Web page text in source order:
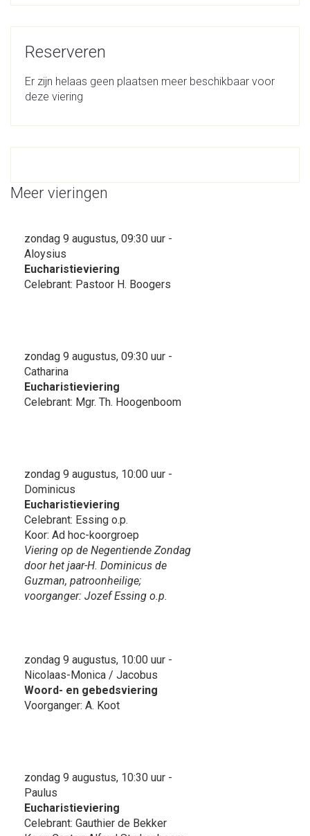
Reserveren
Er zijn helaas geen plaatsen meer beschikbaar voor
deze viering
Meer vieringen
zondag 9 augustus, 09:30 uur -
Aloysius
Eucharistieviering
Celebrant: Pastoor H. Boogers
zondag 9 augustus, 09:30 uur -
Catharina
Eucharistieviering
Celebrant: Mgr. Th. Hoogenboom
zondag 9 augustus, 10:00 uur -
Dominicus
Eucharistieviering
Celebrant: Essing o.p.
Koor: Ad hoc-koorgroep
Viering op de Negentiende Zondag
door het jaar-H. Dominicus de
Guzman, patroonheilige;
voorganger: Jozef Essing o.p.
zondag 9 augustus, 10:00 uur -
Nicolaas-Monica / Jacobus
Woord- en gebedsviering
Voorganger: A. Koot
zondag 9 augustus, 10:30 uur -
Paulus
Eucharistieviering
Celebrant: Gauthier de Bekker